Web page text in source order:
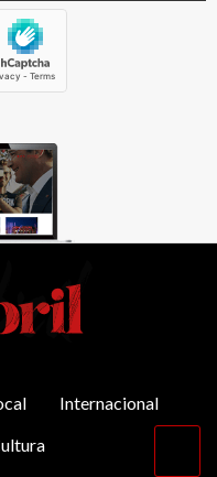
Internacional